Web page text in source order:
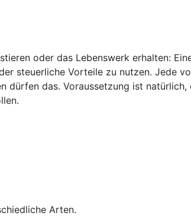
oder das Lebenswerk erhalten:
steuerliche Vorteile zu nutzen. Jede
dürfen das. Voraussetzung ist
Arten.